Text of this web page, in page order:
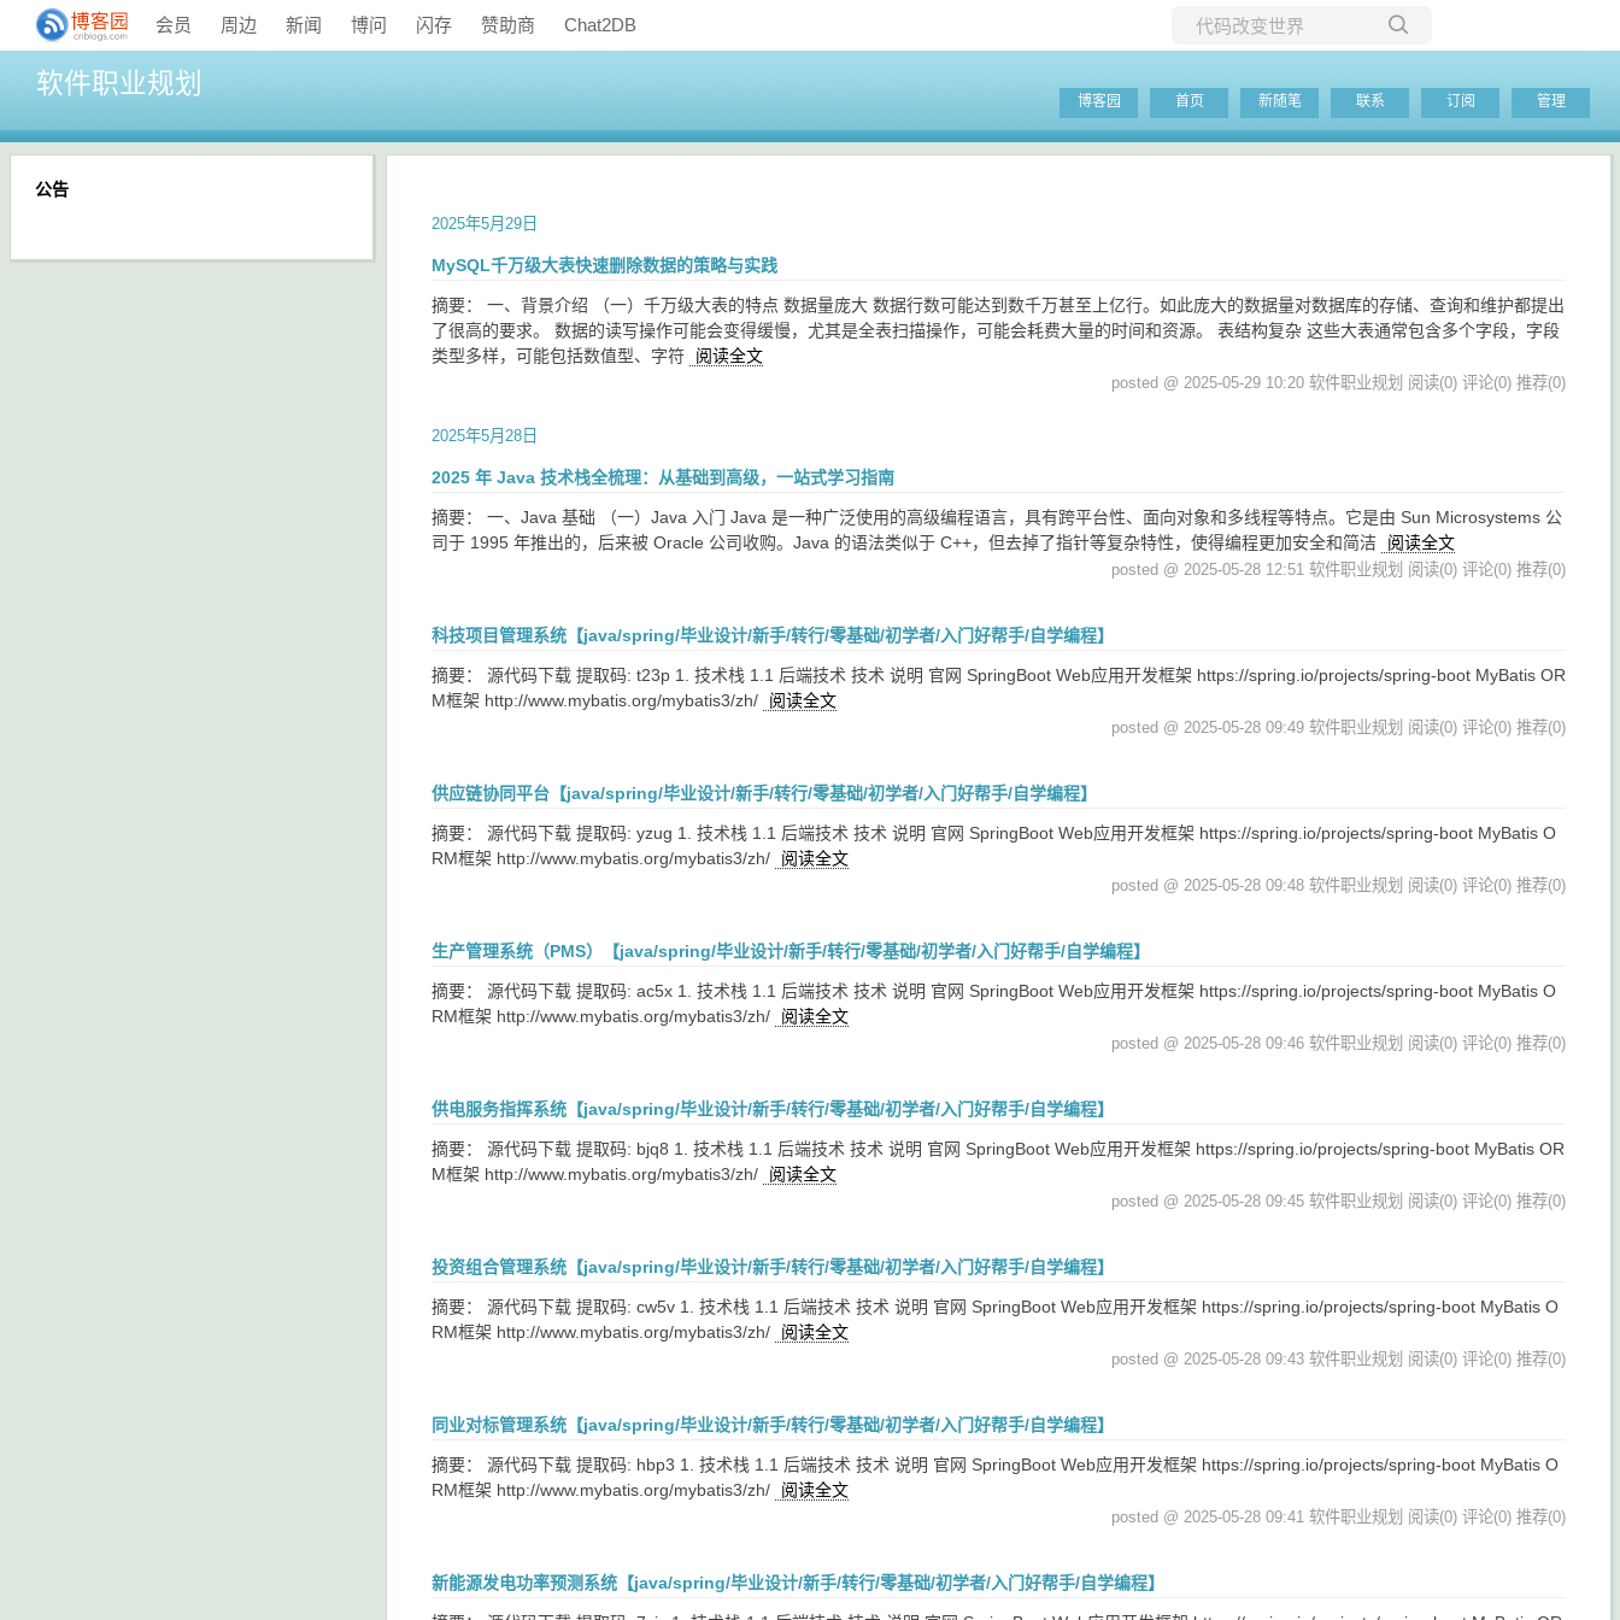
会员 周边 新闻 博问 闪存 赞助商 Chat2DB
当前博客
软件职业规划
博客园 首页 新随笔 联系 订阅 管理
2025年5月29日
MySQL千万级大表快速删除数据的策略与实践
摘要： 一、背景介绍 （一）千万级大表的特点 数据量庞大 数据行数可能达到数千万甚至上亿行。如此庞大的数据量对数据库的存储、查询和维护都提出
了很高的要求。 数据的读写操作可能会变得缓慢，尤其是全表扫描操作，可能会耗费大量的时间和资源。 表结构复杂 这些大表通常包含多个字段，字段
类型多样，可能包括数值型、字符
阅读全文
posted @ 2025-05-29 10:20 软件职业规划 阅读(0) 评论(0) 推荐(0)
2025年5月28日
2025 年 Java 技术栈全梳理：从基础到高级，一站式学习指南
摘要： 一、Java 基础 （一）Java 入门 Java 是一种广泛使用的高级编程语言，具有跨平台性、面向对象和多线程等特点。它是由 Sun Microsystems 公
司于 1995 年推出的，后来被 Oracle 公司收购。Java 的语法类似于 C++，但去掉了指针等复杂特性，使得编程更加安全和简洁
阅读全文
posted @ 2025-05-28 12:51 软件职业规划 阅读(0) 评论(0) 推荐(0)
科技项目管理系统【java/spring/毕业设计/新手/转行/零基础/初学者/入门好帮手/自学编程】
摘要： 源代码下载 提取码: t23p 1. 技术栈 1.1 后端技术 技术 说明 官网 SpringBoot Web应用开发框架 https://spring.io/projects/spring-boot MyBatis OR
M框架 http://www.mybatis.org/mybatis3/zh/
阅读全文
posted @ 2025-05-28 09:49 软件职业规划 阅读(0) 评论(0) 推荐(0)
供应链协同平台【java/spring/毕业设计/新手/转行/零基础/初学者/入门好帮手/自学编程】
摘要： 源代码下载 提取码: yzug 1. 技术栈 1.1 后端技术 技术 说明 官网 SpringBoot Web应用开发框架 https://spring.io/projects/spring-boot MyBatis O
RM框架 http://www.mybatis.org/mybatis3/zh/
阅读全文
posted @ 2025-05-28 09:48 软件职业规划 阅读(0) 评论(0) 推荐(0)
生产管理系统（PMS）【java/spring/毕业设计/新手/转行/零基础/初学者/入门好帮手/自学编程】
摘要： 源代码下载 提取码: ac5x 1. 技术栈 1.1 后端技术 技术 说明 官网 SpringBoot Web应用开发框架 https://spring.io/projects/spring-boot MyBatis O
RM框架 http://www.mybatis.org/mybatis3/zh/
阅读全文
posted @ 2025-05-28 09:46 软件职业规划 阅读(0) 评论(0) 推荐(0)
供电服务指挥系统【java/spring/毕业设计/新手/转行/零基础/初学者/入门好帮手/自学编程】
摘要： 源代码下载 提取码: bjq8 1. 技术栈 1.1 后端技术 技术 说明 官网 SpringBoot Web应用开发框架 https://spring.io/projects/spring-boot MyBatis OR
M框架 http://www.mybatis.org/mybatis3/zh/
阅读全文
posted @ 2025-05-28 09:45 软件职业规划 阅读(0) 评论(0) 推荐(0)
投资组合管理系统【java/spring/毕业设计/新手/转行/零基础/初学者/入门好帮手/自学编程】
摘要： 源代码下载 提取码: cw5v 1. 技术栈 1.1 后端技术 技术 说明 官网 SpringBoot Web应用开发框架 https://spring.io/projects/spring-boot MyBatis O
RM框架 http://www.mybatis.org/mybatis3/zh/
阅读全文
posted @ 2025-05-28 09:43 软件职业规划 阅读(0) 评论(0) 推荐(0)
同业对标管理系统【java/spring/毕业设计/新手/转行/零基础/初学者/入门好帮手/自学编程】
摘要： 源代码下载 提取码: hbp3 1. 技术栈 1.1 后端技术 技术 说明 官网 SpringBoot Web应用开发框架 https://spring.io/projects/spring-boot MyBatis O
RM框架 http://www.mybatis.org/mybatis3/zh/
阅读全文
posted @ 2025-05-28 09:41 软件职业规划 阅读(0) 评论(0) 推荐(0)
新能源发电功率预测系统【java/spring/毕业设计/新手/转行/零基础/初学者/入门好帮手/自学编程】
公告